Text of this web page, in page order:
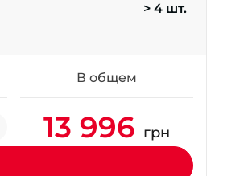
+38 (098) 911-911-4
- Донецкое шоссе
+38 (050)-911-911-2
- Щепкина
+38 (099)-643-33-77
> 4 шт.
В общем
13 996 грн